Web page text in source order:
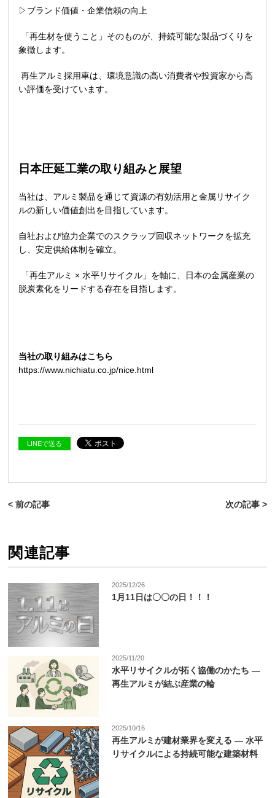
▷ブランド価値・企業信頼の向上
「再生材を使うこと」そのものが、持続可能な製品づくりを
象徴します。
再生アルミ採用車は、環境意識の高い消費者や投資家から高
い評価を受けています。
日本圧延工業の取り組みと展望
当社は、アルミ製品を通じて資源の有効活用と金属リサイク
ルの新しい価値創出を目指しています。
自社および協力企業でのスクラップ回収ネットワークを拡充
し、安定供給体制を確立。
「再生アルミ ×水平リサイクル」を軸に、日本の金属産業の
脱炭素化をリードする存在を目指します。
当社の取り組みはこちら
https://www.nichiatu.co.jp/nice.html
LINEで送る
< 前の記事 次の記事 >
関連記事
2025/12/26
1月11日は〇〇の日！！！
2025/11/20
水平リサイクルが拓く協働のかたち ―
再生アルミが結ぶ産業の輪
2025/10/16
再生アルミが建材業界を変える ― 水平
リサイクルによる持続可能な建築材料